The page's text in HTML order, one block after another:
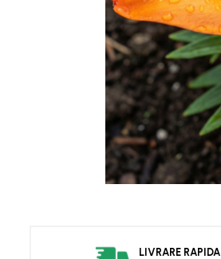
Arbori Ornamentali
LIVRARE RAPIDA